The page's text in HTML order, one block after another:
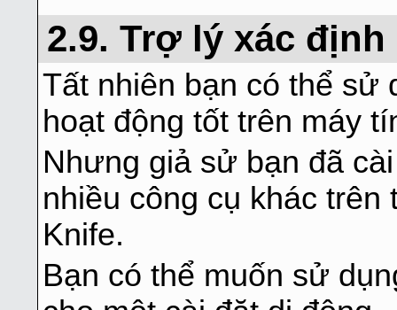
2.9. Trợ lý xác
Tất nhiên bạn có thể sử
hoạt động tốt trên máy
Nhưng giả sử bạn đã
nhiều công cụ khác trên
Knife.
Bạn có thể muốn sử